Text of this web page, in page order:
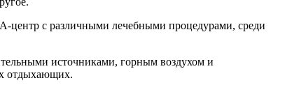
центр с различными лечебными процедурами, среди
источниками, горным воздухом и
отдыхающих.